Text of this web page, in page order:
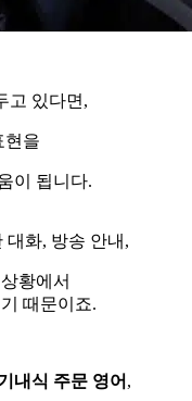
고 있다면,
을
이 됩니다.
대화, 방송 안내,
황에서
때문이죠.
내식 주문 영어 ,